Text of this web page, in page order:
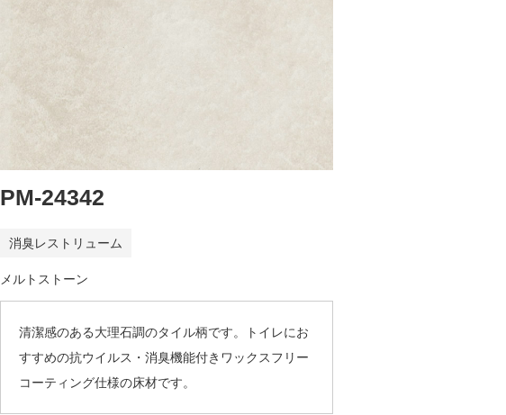
PM-24342
消臭レストリューム
メルトストーン
清潔感のある大理石調のタイル柄です。トイレにお
すすめの抗ウイルス・消臭機能付きワックスフリー
コーティング仕様の床材です。